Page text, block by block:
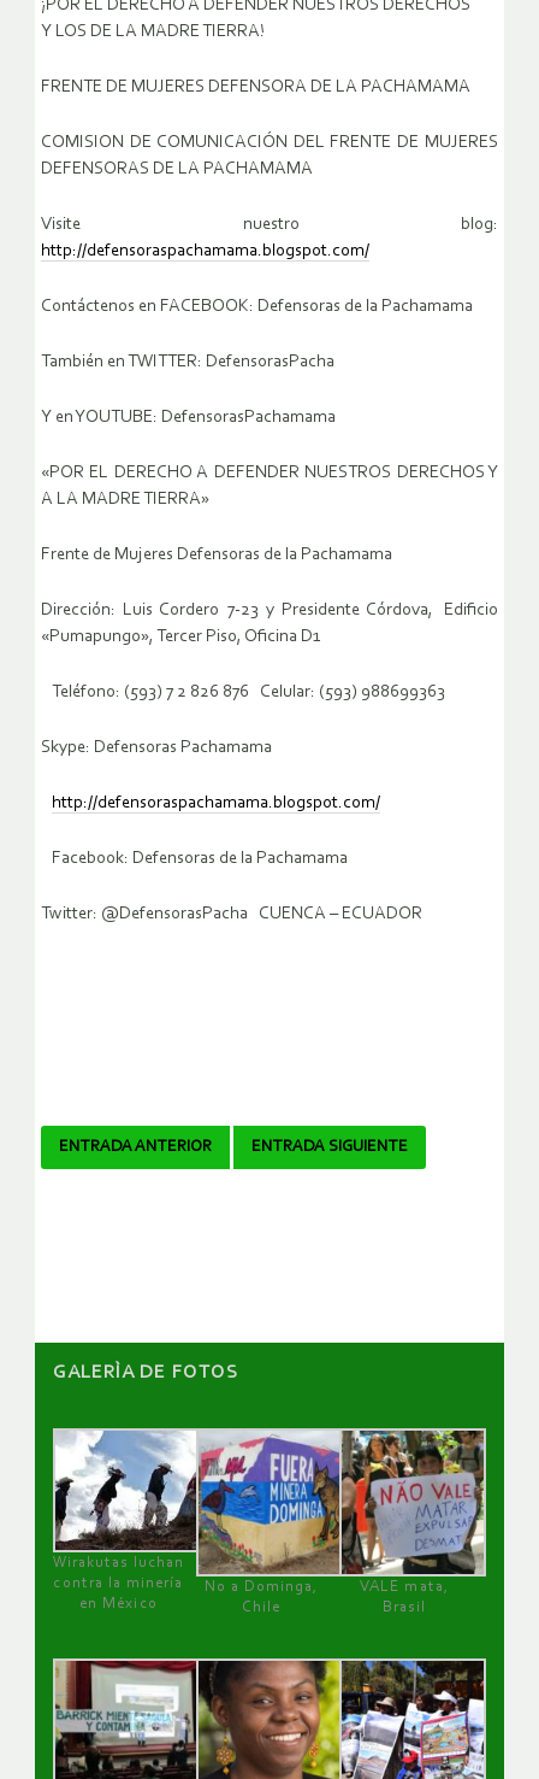
¡POR EL DERECHO A DEFENDER NUESTROS DERECHOS
Y LOS DE LA MADRE TIERRA!
FRENTE DE MUJERES DEFENSORA DE LA PACHAMAMA
COMISION DE COMUNICACIÓN DEL FRENTE DE MUJERES
DEFENSORAS DE LA PACHAMAMA
Visite nuestro blog:
http://defensoraspachamama.blogspot.com/
Contáctenos en FACEBOOK: Defensoras de la Pachamama
También en TWITTER: DefensorasPacha
Y en YOUTUBE: DefensorasPachamama
«POR EL DERECHO A DEFENDER NUESTROS DERECHOS Y
A LA MADRE TIERRA»
Frente de Mujeres Defensoras de la Pachamama
Dirección: Luis Cordero 7-23 y Presidente Córdova, Edificio
«Pumapungo», Tercer Piso, Oficina D1
Teléfono: (593) 7 2 826 876 Celular: (593) 988699363
Skype: Defensoras Pachamama
http://defensoraspachamama.blogspot.com/
Facebook: Defensoras de la Pachamama
Twitter: @DefensorasPacha CUENCA – ECUADOR
Navegador
ENTRADA ANTERIOR ENTRADA SIGUIENTE
GALERÌA DE FOTOS
Wirakutas luchan
contra la minería
en México
No a Dominga,
Chile
VALE mata,
Brasil